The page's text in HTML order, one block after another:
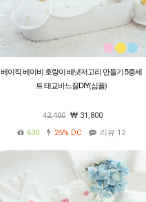
베이직 베이비 호랑이 배냇저고리 만들기 5종세
트 태교바느질DIY(심플)
42,400
31,800
630
25% DC 리뷰 12